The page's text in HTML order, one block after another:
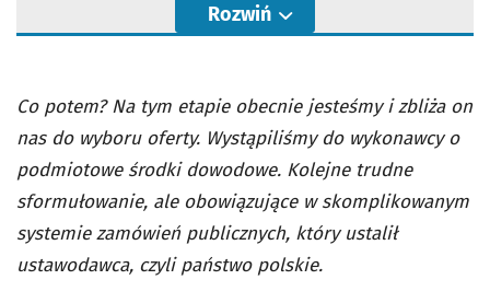
Rozwiń
Co potem? Na tym etapie obecnie jesteśmy i zbliża on
nas do wyboru oferty. Wystąpiliśmy do wykonawcy o
podmiotowe środki dowodowe. Kolejne trudne
sformułowanie, ale obowiązujące w skomplikowanym
systemie zamówień publicznych, który ustalił
ustawodawca, czyli państwo polskie.